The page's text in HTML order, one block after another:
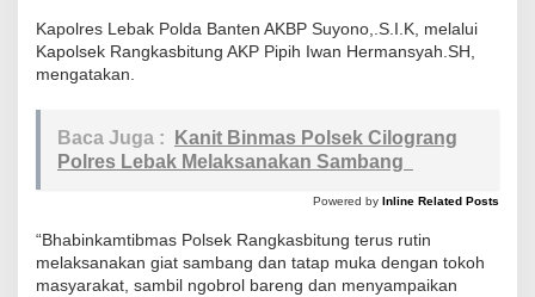
n
B
i
n
S
a
Kapolres Lebak Polda Banten AKBP Suyono,.S.I.K, melalui
Kapolsek Rangkasbitung AKP Pipih Iwan Hermansyah.SH,
mengatakan.
Baca Juga :
Kanit Binmas Polsek Cilograng
Polres Lebak Melaksanakan Sambang
Powered by Inline Related Posts
“Bhabinkamtibmas Polsek Rangkasbitung terus rutin
melaksanakan giat sambang dan tatap muka dengan tokoh
masyarakat, sambil ngobrol bareng dan menyampaikan